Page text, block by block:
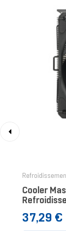
Cooler
Prix
37,29 €